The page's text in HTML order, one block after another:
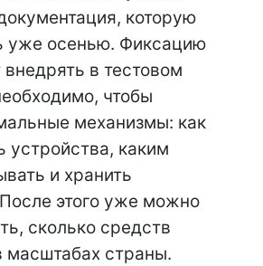
которую
уже осенью. Фиксацию
в тестовом
чтобы
механизмы: как
устройства, каким
и хранить
этого уже можно
сколько средств
масштабах страны.